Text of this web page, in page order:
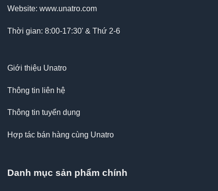
Website: www.unatro.com
Thời gian: 8:00-17:30' & Thứ 2-6
Giới thiệu Unatro
Thông tin liên hệ
Thông tin tuyển dụng
Hợp tác bán hàng cùng Unatro
Danh mục sản phẩm chính